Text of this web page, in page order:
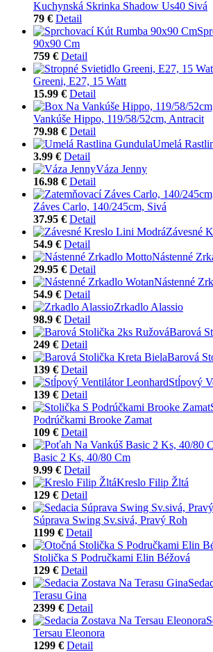
Kuchynská Skrinka Shadow Us40 Sivá
79 € Detail
90x90 Cm
759 € Detail
Greeni, E27, 15 Watt
15.99 € Detail
Vankúše Hippo, 119/58/52cm, Antracit
79.98 € Detail
Umelá
3.99 € Detail
Váza Jenny
16.98 € Detail
Záves Carlo, 140/245cm, Sivá
37.95 € Detail
Závesné
54.9 € Detail
Nástenné
29.95 € Detail
Nástenné
54.9 € Detail
Zrkadlo Alassio
98.9 € Detail
Barová
249 € Detail
Barová
139 € Detail
Stĺpový
139 € Detail
Podrúčkami Brooke Zamat
109 € Detail
Basic 2 Ks, 40/80 Cm
9.99 € Detail
Kreslo Filip Žltá
129 € Detail
Súprava Swing Sv.sivá, Pravý Roh
1199 € Detail
Stolička S Područkami Elin Béžová
129 € Detail
Terasu Gina
2399 € Detail
Tersau Eleonora
1299 € Detail